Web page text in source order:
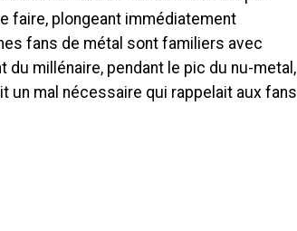
faire, plongeant immédiatement
fans de métal sont familiers avec
du millénaire, pendant le pic du nu-metal,
un mal nécessaire qui rappelait aux fans